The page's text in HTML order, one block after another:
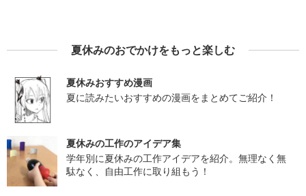
夏休みのおでかけをもっと楽しむ
夏休みおすすめ漫画
夏に読みたいおすすめの漫画をまとめてご紹介！
夏休みの工作のアイデア集
学年別に夏休みの工作アイデアを紹介。無理なく無
駄なく、自由工作に取り組もう！